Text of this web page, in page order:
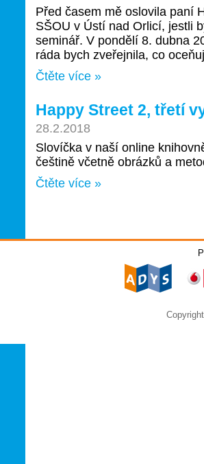
Před časem mě oslovila paní
SŠOU v Ústí nad Orlicí, jestli
seminář. V pondělí 8. dubna
ráda bych zveřejnila, co
Čtěte více »
Happy Street 2, třetí
28.2.2018
Slovíčka v naší online
češtině včetně obrázků a
Čtěte více »